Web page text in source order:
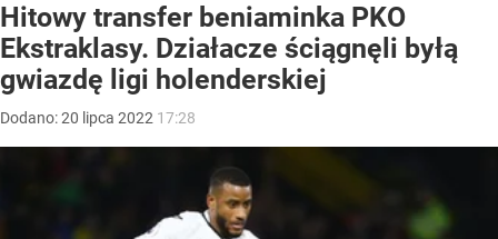
Hitowy transfer beniaminka PKO
Ekstraklasy. Działacze ściągnęli byłą
gwiazdę ligi holenderskiej
Dodano:20 lipca 2022 17:28